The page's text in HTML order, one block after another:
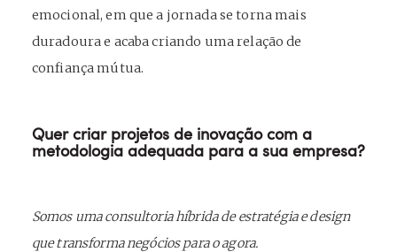
emocional, em que a jornada se torna mais
duradoura e acaba criando uma relação de
confiança mútua.
Quer criar projetos de inovação com a
metodologia adequada para a sua empresa?
Somos uma consultoria híbrida de estratégia e design
que transforma negócios para o agora.